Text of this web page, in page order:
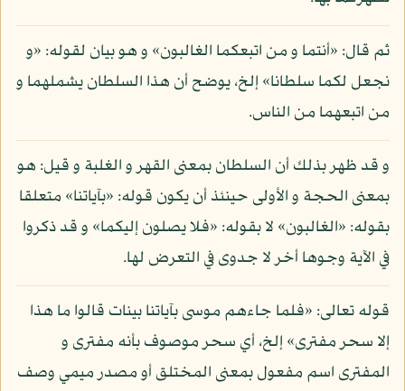
ثم قال: «أنتما و من اتبعكما الغالبون» و هو بيان لقوله: «و
نجعل لكما سلطانا» إلخ، يوضح أن هذا السلطان يشملهما و
من اتبعهما من الناس.
و قد ظهر بذلك أن السلطان بمعنى القهر و الغلبة و قيل: هو
بمعنى الحجة و الأولى حينئذ أن يكون قوله: «بآياتنا» متعلقا
بقوله: «الغالبون» لا بقوله: «فلا يصلون إليكما» و قد ذكروا
في الآية وجوها أخر لا جدوى في التعرض لها.
قوله تعالى: «فلما جاءهم موسى بآياتنا بينات قالوا ما هذا
إلا سحر مفترى» إلخ، أي سحر موصوف بأنه مفترى و
المفترى اسم مفعول بمعنى المختلق أو مصدر ميمي وصف